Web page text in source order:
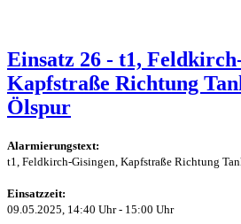
Einsatz 26 - t1,
Kapfstraße Richtung
Ölspur
Alarmierungstext:
t1, Feldkirch-Gisingen, Kapfstraße Richtung
Einsatzzeit:
09.05.2025, 14:40 Uhr - 15:00 Uhr